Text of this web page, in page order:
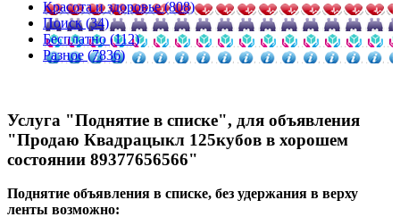
Красота и здоровье (808)
Поиск (34)
Бесплатно (112)
Разное (7836)
Услуга "Поднятие в списке", для объявления
"Продаю Квадрацыкл 125кубов в хорошем
состоянии 89377656566"
Поднятие объявления в списке, без удержания в верху
ленты возможно: